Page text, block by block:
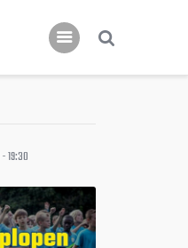
-19:30